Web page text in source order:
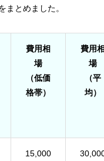
まとめました。
費用相
場
（低価
格帯）
費用相
場
（平
均）
15,000